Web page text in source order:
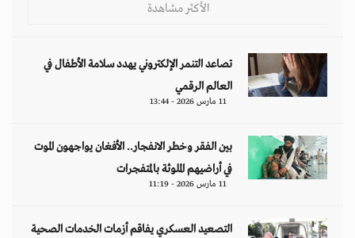
الأكثر مشاهدة
تصاعد التنمر الإلكتروني يهدد سلامة الأطفال في
العالم الرقمي
11 مارس 2026 - 13:44
بين الفقر وخطر الانفجار.. الأفغان يواجهون الموت
في أراضيهم الملوثة بالمتفجرات
11 مارس 2026 - 11:19
التصعيد العسكري يفاقم أزمات الخدمات الصحية